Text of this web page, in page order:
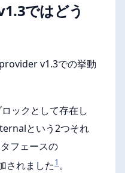
ではどう
v1.3での挙動
ックとして存在し
という2つそれ
フェースの
されました1 。